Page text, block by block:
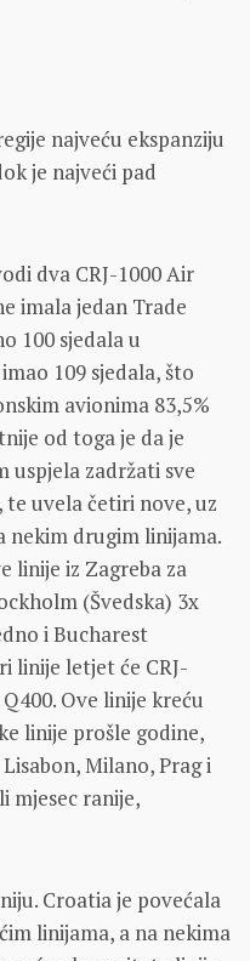
najveću ekspanziju
je najveći pad
dva CRJ-1000 Air
imala jedan Trade
100 sjedala u
109 sjedala, što
avionima 83,5%
od toga je da je
uspjela zadržati sve
te uvela četiri nove, uz
nekim drugim linijama.
linije iz Zagreba za
(Švedska) 3x
i Bucharest
linije letjet će CRJ-
Ove linije kreću
linije prošle godine,
Milano, Prag i
mjesec ranije,
Croatia je povećala
linijama, a na nekima